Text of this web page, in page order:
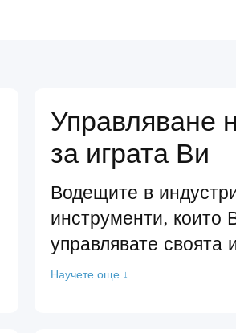
Управляване
за играта Ви
Водещите в
инструменти, които
управлявате своята
Научете още ↓